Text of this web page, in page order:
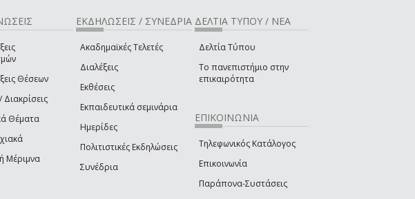
Θέσεων
Θέματα
Μέριμνα
ΕΚΔΗΛΩΣΕΙΣ / ΣΥΝΕΔΡΙΑ
Ακαδημαϊκές Τελετές
Διαλέξεις
Εκθέσεις
Εκπαιδευτικά σεμινάρια
Ημερίδες
Πολιτιστικές Εκδηλώσεις
Συνέδρια
ΔΕΛΤΙΑ ΤΥΠΟΥ / ΝΕΑ
Δελτία Τύπου
Το πανεπιστήμιο στην
επικαιρότητα
ΕΠΙΚΟΙΝΩΝΙΑ
Τηλεφωνικός Κατάλογος
Επικοινωνία
Παράπονα-Συστάσεις